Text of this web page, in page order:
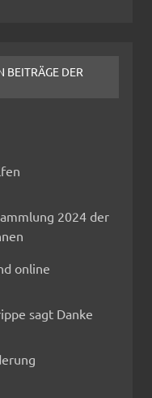
BEITRÄGE DER
2024 der
online
sagt Danke